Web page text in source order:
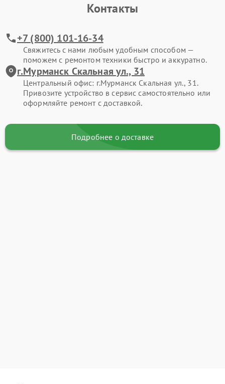
Контакты
+7 (800) 101-16-34
Свяжитесь с нами любым удобным способом —
поможем с ремонтом техники быстро и аккуратно.
г.Мурманск Скальная ул., 31
Центральный офис: г.Мурманск Скальная ул., 31.
Привозите устройство в сервис самостоятельно или
оформляйте ремонт с доставкой.
Подробнее о доставке